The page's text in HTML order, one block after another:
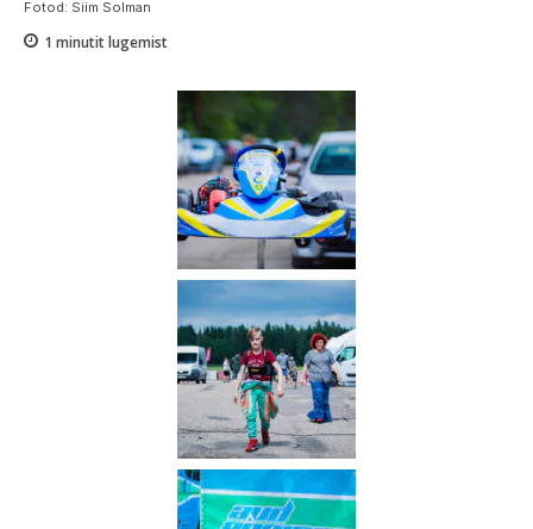
Fotod: Siim Solman
1 minutit lugemist